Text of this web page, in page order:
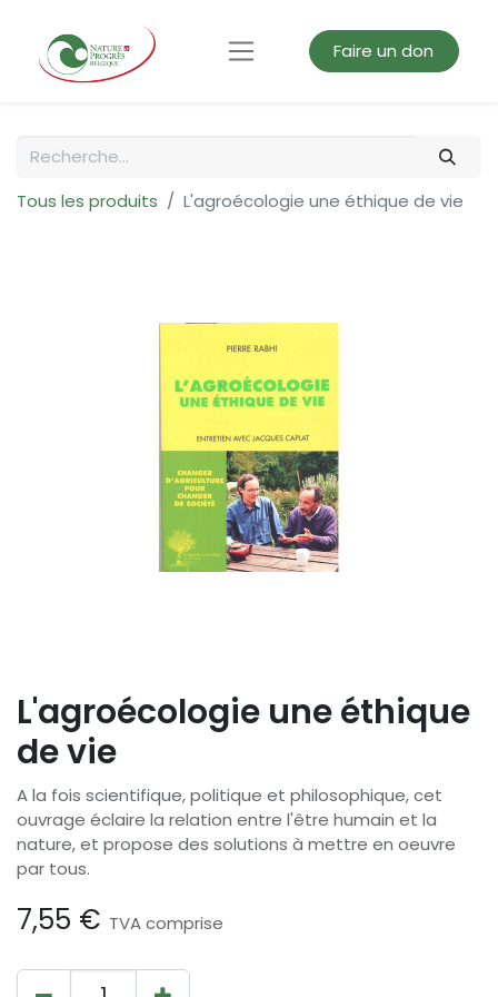
Faire un don
Tous les produits L'agroécologie une éthique de vie
L'agroécologie une éthique
de vie
A la fois scientifique, politique et philosophique, cet
ouvrage éclaire la relation entre l'être humain et la
nature, et propose des solutions à mettre en oeuvre
par tous.
7,55 € TVA comprise